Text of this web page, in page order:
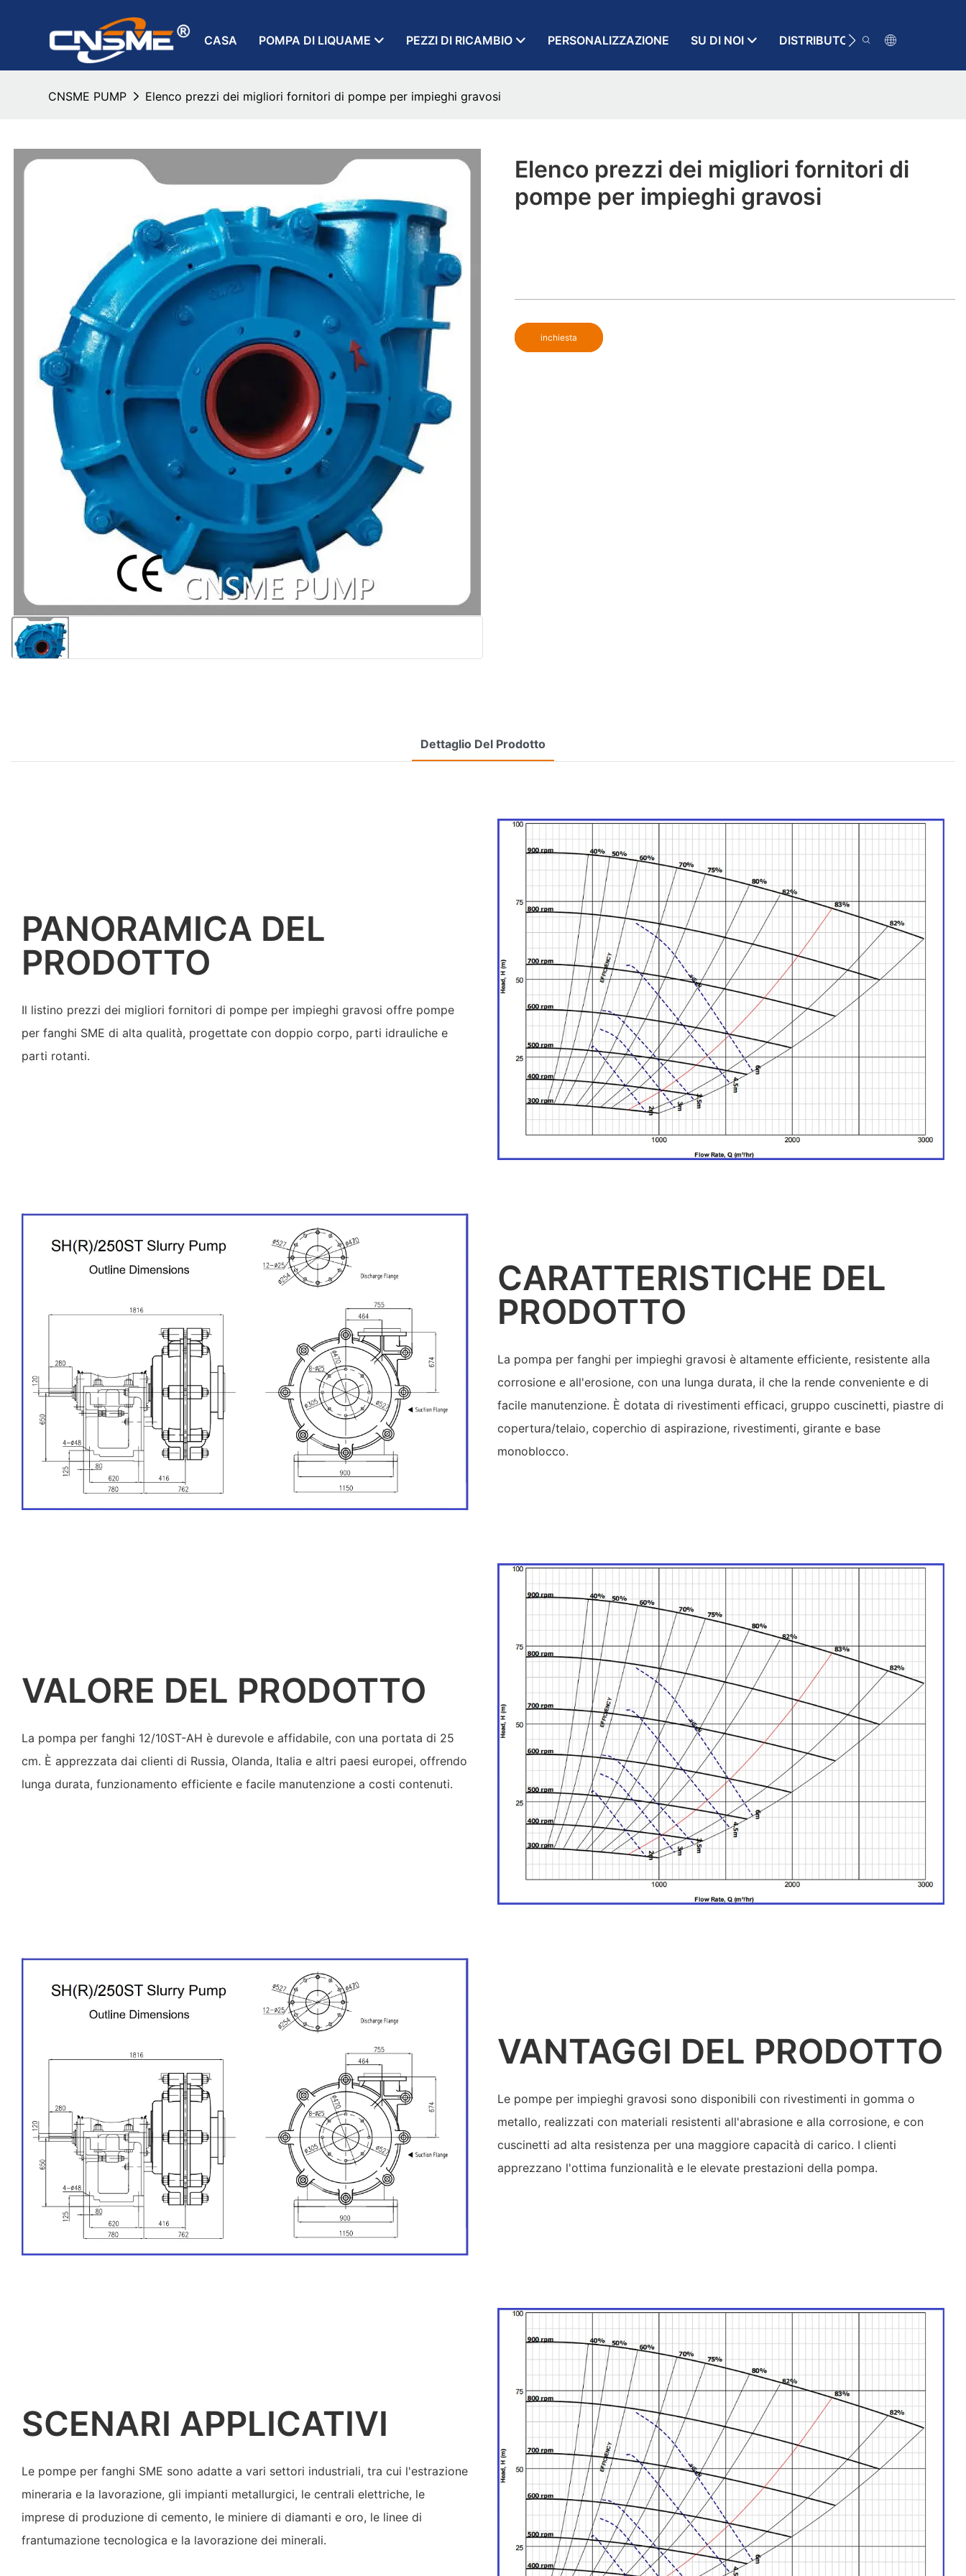
CASA POMPA DI LIQUAME PEZZI DI RICAMBIO PERSONALIZZAZIONE SU DI NOI DISTRIBUTORE RISORSA
CNSME PUMP Elenco prezzi dei migliori fornitori di pompe per impieghi gravosi
Elenco prezzi dei migliori fornitori di
pompe per impieghi gravosi
inchiesta
Dettaglio Del Prodotto
PANORAMICA DEL
PRODOTTO
Il listino prezzi dei migliori fornitori di pompe per impieghi gravosi offre pompe
per fanghi SME di alta qualità, progettate con doppio corpo, parti idrauliche e
parti rotanti.
CARATTERISTICHE DEL
PRODOTTO
La pompa per fanghi per impieghi gravosi è altamente efficiente, resistente alla
corrosione e all'erosione, con una lunga durata, il che la rende conveniente e di
facile manutenzione. È dotata di rivestimenti efficaci, gruppo cuscinetti, piastre di
copertura/telaio, coperchio di aspirazione, rivestimenti, girante e base
monoblocco.
VALORE DEL PRODOTTO
La pompa per fanghi 12/10ST-AH è durevole e affidabile, con una portata di 25
cm. È apprezzata dai clienti di Russia, Olanda, Italia e altri paesi europei, offrendo
lunga durata, funzionamento efficiente e facile manutenzione a costi contenuti.
VANTAGGI DEL PRODOTTO
Le pompe per impieghi gravosi sono disponibili con rivestimenti in gomma o
metallo, realizzati con materiali resistenti all'abrasione e alla corrosione, e con
cuscinetti ad alta resistenza per una maggiore capacità di carico. I clienti
apprezzano l'ottima funzionalità e le elevate prestazioni della pompa.
SCENARI APPLICATIVI
Le pompe per fanghi SME sono adatte a vari settori industriali, tra cui l'estrazione
mineraria e la lavorazione, gli impianti metallurgici, le centrali elettriche, le
imprese di produzione di cemento, le miniere di diamanti e oro, le linee di
frantumazione tecnologica e la lavorazione dei minerali.